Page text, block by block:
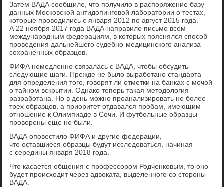
Затем ВАДА сообщило, что получило в распоряжение базу
данных Московской антидопинговой лаборатории о тестах,
которые проводились с января 2012 по август 2015 года.
А 22 ноября 2017 года ВАДА направило письмо всем
международным федерациям, в которых пояснялся способ
проведения дальнейшего судебно-медицинского анализа
сохраненных образцов.
ФИФА немедленно связалась с ВАДА, чтобы обсудить
следующие шаги. Прежде не было выработано стандарта
для определения того, говорят ли отметки на банках с мочой
о тайном вскрытии. Однако теперь такая методология
разработана. Но в день можно проанализировать не более
трех образцов, а приоритет отдавался пробам, имеющим
отношение к Олимпиаде в Сочи. И футбольные образцы
проверены еще не были.
ВАДА оповестило ФИФА и другие федерации,
что оставшиеся образцы будут исследоваться, начиная
с середины января 2018 года.
Что касается общения с профессором Родченковым, то оно
будет происходит через адвоката, выделенного со стороны
ВАДА.